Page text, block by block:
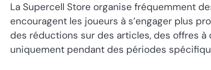
La Supercell Store organise fréquemment
encouragent les joueurs à s’engager plus
des réductions sur des articles, des offres
uniquement pendant des périodes